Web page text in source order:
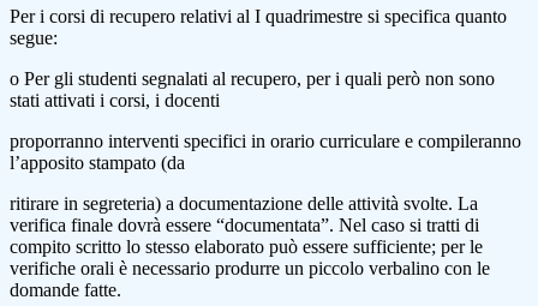
Per i corsi di recupero relativi al I quadrimestre si specifica quanto
segue:
o Per gli studenti segnalati al recupero, per i quali però non sono
stati attivati i corsi, i docenti
proporranno interventi specifici in orario curriculare e compileranno
l’apposito stampato (da
ritirare in segreteria) a documentazione delle attività svolte. La
verifica finale dovrà essere “documentata”. Nel caso si tratti di
compito scritto lo stesso elaborato può essere sufficiente; per le
verifiche orali è necessario produrre un piccolo verbalino con le
domande fatte.